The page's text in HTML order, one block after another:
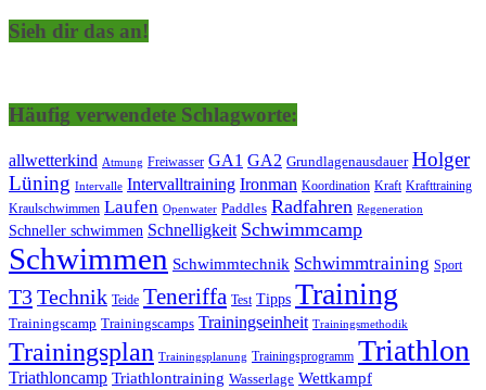
Sieh dir das an!
Häufig verwendete Schlagworte:
allwetterkind Atmung Freiwasser GA1 GA2 Grundlagenausdauer Holger
Lüning Intervalle Intervalltraining Ironman Koordination Kraft Krafttraining
Kraulschwimmen Laufen Openwater Paddles Radfahren Regeneration
Schneller schwimmen Schnelligkeit Schwimmcamp
Schwimmen Schwimmtechnik Schwimmtraining Sport
T3Technik Teide Teneriffa Test Tipps Training
Trainingscamp Trainingscamps Trainingseinheit Trainingsmethodik
Trainingsplan Trainingsplanung Trainingsprogramm Triathlon
Triathloncamp Triathlontraining Wasserlage Wettkampf